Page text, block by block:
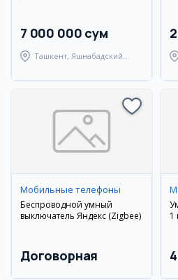
7 000 000 сум
Ташкент, Яшнабадский
Мобильные телефоны
Беспроводной умный
выключатель Яндекс (Zigbee)
Договорная
1